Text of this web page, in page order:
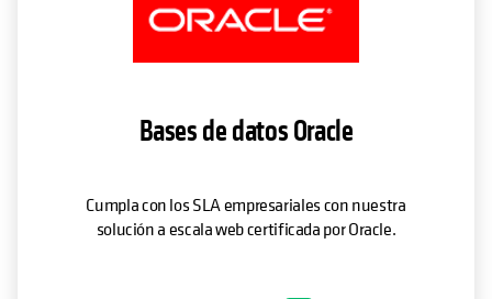
Bases de datos Oracle
Cumpla con los SLA empresariales con nuestra
solución a escala web certificada por Oracle.